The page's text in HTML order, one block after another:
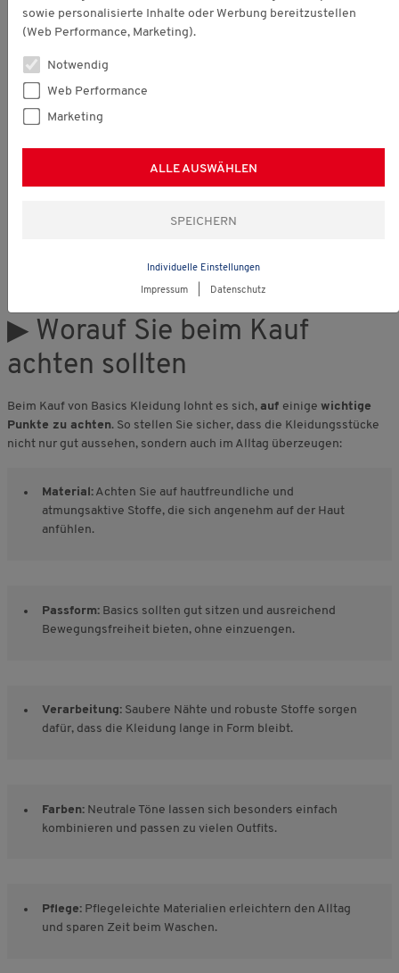
▶ Worauf Sie beim Kauf
achten sollten
Beim Kauf von Basics Kleidung lohnt es sich, auf einige wichtige
Punkte zu achten. So stellen Sie sicher, dass die Kleidungsstücke
nicht nur gut aussehen, sondern auch im Alltag überzeugen:
Material:Achten Sie auf hautfreundliche und
atmungsaktive Stoffe, die sich angenehm auf der Haut
anfühlen.
Passform:Basics sollten gut sitzen und ausreichend
Bewegungsfreiheit bieten, ohne einzuengen.
Verarbeitung:Saubere Nähte und robuste Stoffe sorgen
dafür, dass die Kleidung lange in Form bleibt.
Farben:Neutrale Töne lassen sich besonders einfach
kombinieren und passen zu vielen Outfits.
Pflege:Pflegeleichte Materialien erleichtern den Alltag
und sparen Zeit beim Waschen.
sowie personalisierte Inhalte oder Werbung bereitzustellen
(Web Performance, Marketing).
Notwendig
Web Performance
Marketing
ALLE AUSWÄHLEN
Individuelle Einstellungen
Impressum Datenschutz